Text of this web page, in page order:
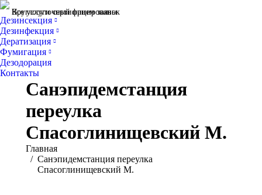
Все услуги сертифицированы
Круглосуточный прием заявок
Дезинсекция
Дезинфекция
Дератизация
Фумигация
Дезодорация
Контакты
Санэпидемстанция
переулка
Спасоглинищевский М.
Вы здесь:
Главная
Санэпидемстанция переулка
Спасоглинищевский М.